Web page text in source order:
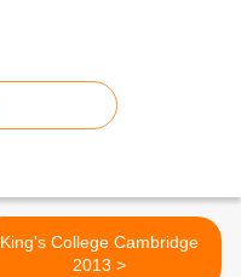
King's College Cambridge
2013 >